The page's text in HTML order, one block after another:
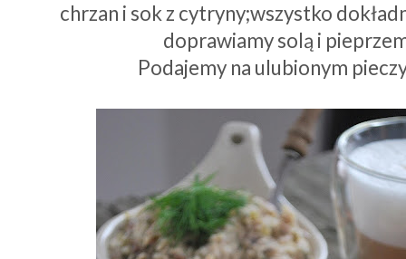
chrzan i sok z cytryny;wszystko
doprawiamy solą i
Podajemy na ulubionym